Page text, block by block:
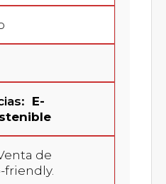
E-
de
friendly.